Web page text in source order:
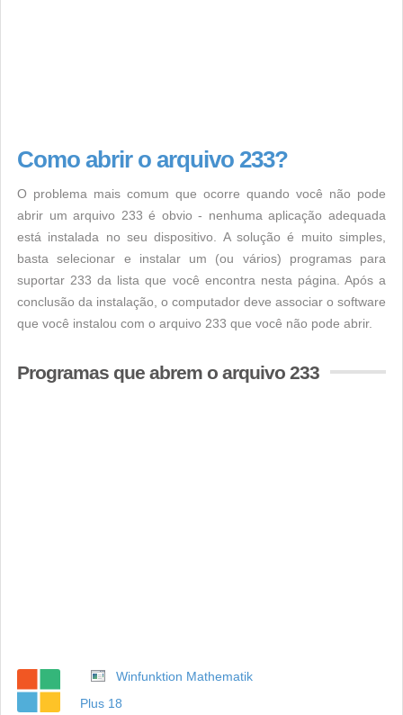
Como abrir o arquivo 233?
O problema mais comum que ocorre quando você não pode
abrir um arquivo 233 é obvio - nenhuma aplicação adequada
está instalada no seu dispositivo. A solução é muito simples,
basta selecionar e instalar um (ou vários) programas para
suportar 233 da lista que você encontra nesta página. Após a
conclusão da instalação, o computador deve associar o software
que você instalou com o arquivo 233 que você não pode abrir.
Programas que abrem o arquivo 233
Winfunktion Mathematik
Plus 18